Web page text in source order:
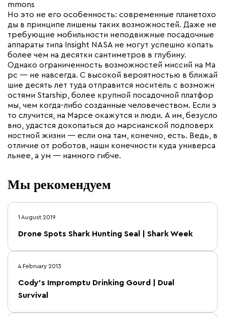
mmons
Но это не его особенность: современные планетохо
ды в принципе лишены таких возможностей. Даже не
требующие мобильности неподвижные посадочные
аппараты типа Insight NASA не могут успешно копать
более чем на десятки сантиметров в глубину.
Однако ограниченность возможностей миссий на Ма
рс — не навсегда. С высокой вероятностью в ближай
шие десять лет туда отправится носитель с возможн
остями Starship, более крупной посадочной платфор
мы, чем когда-либо созданные человечеством. Если э
то случится, на Марсе окажутся и люди. А им, безусло
вно, удастся докопаться до марсианской подповерх
ностной жизни — если она там, конечно, есть. Ведь, в
отличие от роботов, наши конечности куда универса
льнее, а ум — намного гибче.
Мы рекомендуем
1 August 2019
Drone Spots Shark Hunting Seal | Shark Week
4 February 2013
Cody's Impromptu Drinking Gourd | Dual
Survival